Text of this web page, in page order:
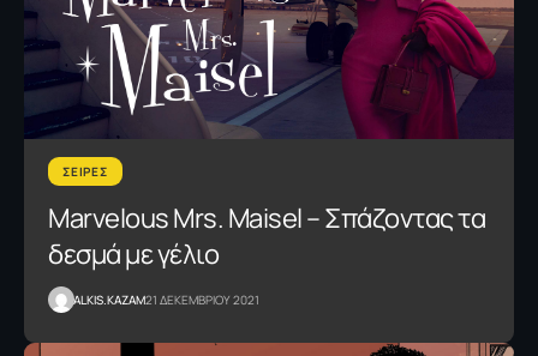
ΣΕΙΡΕΣ
Marvelous Mrs. Maisel – Σπάζοντας τα
δεσμά με γέλιο
ALKIS.KAZAM21 ΔΕΚΕΜΒΡΙΟΥ 2021